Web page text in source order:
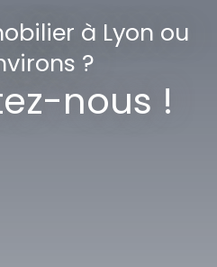
à Lyon ou
?
nous !